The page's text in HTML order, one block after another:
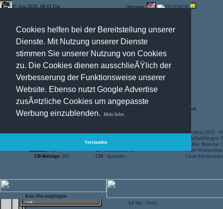
Cookies helfen bei der Bereitstellung unserer
Dienste. Mit Nutzung unserer Dienste
stimmen Sie unserer Nutzung von Cookies
zu. Die Cookies dienen ausschlieÃŸlich der
Verbesserung der Funktionsweise unserer
Website. Ebenso nutzt Google Advertise
zusÃ¤tzliche Cookies um angepasste
Werbung einzublenden.
Mehr Infos
Verstanden
07.Aug.2026 , 08:01 Uhr Optionen:
Artikel
Besucher:44430142 CS -SniperWar Server
Goodbye 2025 –
SofaDaddler goes
CS -FunYard
40 Mio. Beuscher
Benutzer: 618 CS -Mansion Server
Frohe
GB-Beiträge: 285 CSS - Spelunke Unser
Kein War eingetragen
IsF-Hp > News